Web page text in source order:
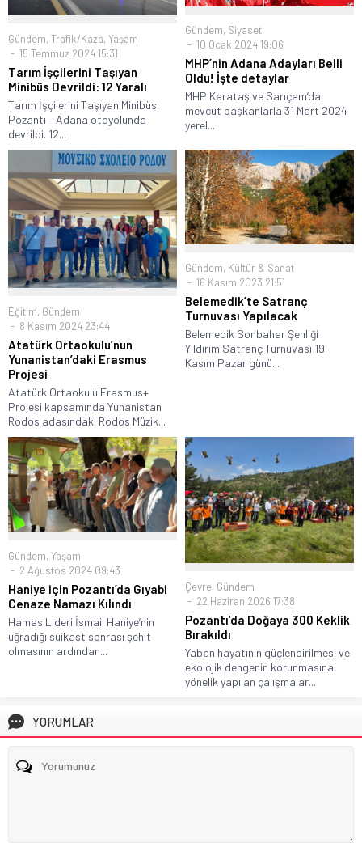
Gündem, Trafik/Kaza, Yaşam
15 Temmuz 2024 15:31
Tarım İşçilerini Taşıyan
Minibüs Devrildi: 12 Yaralı
Tarım İşçilerini Taşıyan Minibüs,
Pozantı – Adana otoyolunda
devrildi. 12...
Gündem, Siyaset
10 Ocak 2024 19:06
MHP’nin Adana Adayları Belli
Oldu! İşte detaylar
MHP Karataş ve Sarıçam’da
mevcut başkanlarla 31 Mart 2024
yerel...
Eğitim, Gündem
8 Kasım 2024 23:44
Atatürk Ortaokulu’nun
Yunanistan’daki Erasmus
Projesi
Atatürk Ortaokulu Erasmus+
Projesi kapsamında Yunanistan
Rodos adasındaki Rodos Müzik...
Gündem, Kültür & Sanat
16 Kasım 2023 21:51
Belemedik’te Satranç
Turnuvası Yapılacak
Belemedik Sonbahar Şenliği
Yıldırım Satranç Turnuvası 19
Kasım Pazar günü...
Gündem, Yaşam
2 Ağustos 2024 09:43
Haniye için Pozantı’da Gıyabi
Cenaze Namazı Kılındı
Hamas Lideri İsmail Haniye’nin
uğradığı suikast sonrası şehit
olmasının ardından...
Çevre, Gündem
22 Haziran 2026 17:38
Pozantı’da Doğaya 300 Keklik
Bırakıldı
Yaban hayatının güçlendirilmesi ve
ekolojik dengenin korunmasına
yönelik yapılan çalışmalar...
YORUMLAR